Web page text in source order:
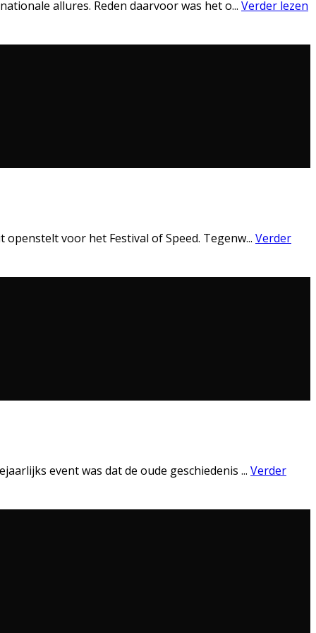
allures. Reden daarvoor was het o... Verder lezen
voor het Festival of Speed. Tegenw... Verder
event was dat de oude geschiedenis ... Verder